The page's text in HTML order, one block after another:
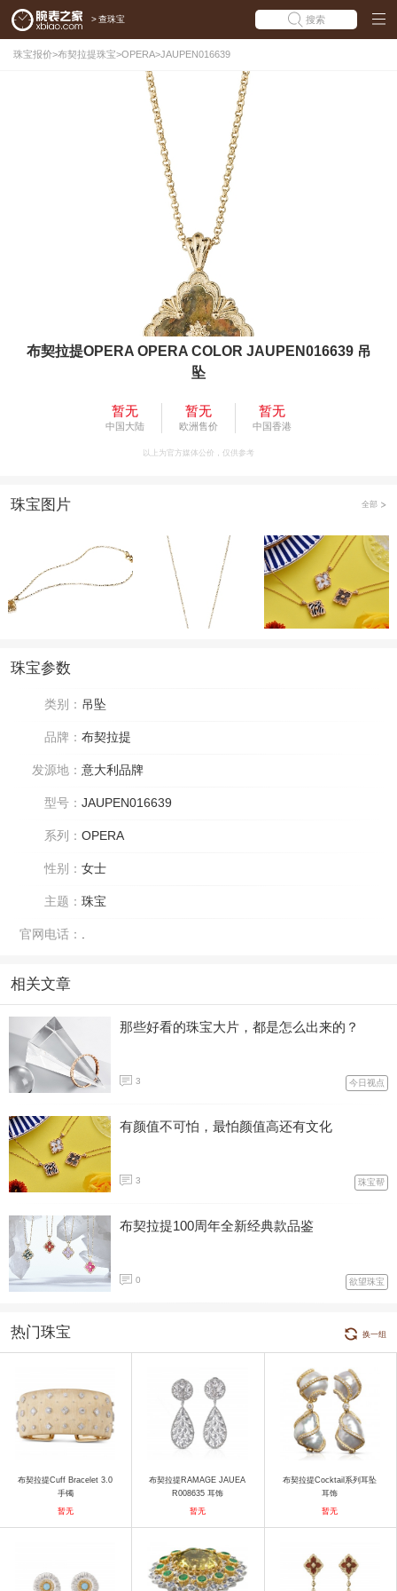
> 查珠宝 搜索
珠宝报价>布契拉提珠宝>OPERA>JAUPEN016639
布契拉提OPERA OPERA COLOR JAUPEN016639 吊
坠
暂无
中国大陆
暂无
欧洲售价
暂无
中国香港
以上为官方媒体公价，仅供参考
珠宝图片 全部
珠宝参数
类别： 吊坠
品牌： 布契拉提
发源地： 意大利品牌
型号： JAUPEN016639
系列： OPERA
性别： 女士
主题： 珠宝
官网电话： .
相关文章
那些好看的珠宝大片，都是怎么出来的？
3 今日视点
有颜值不可怕，最怕颜值高还有文化
3 珠宝帮
布契拉提100周年全新经典款品鉴
0 欲望珠宝
热门珠宝 换一组
布契拉提Cuff Bracelet 3.0
手镯
暂无
布契拉提RAMAGE JAUEA
R008635 耳饰
暂无
布契拉提Cocktail系列耳坠
耳饰
暂无